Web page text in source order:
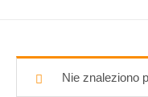
Nie znaleziono